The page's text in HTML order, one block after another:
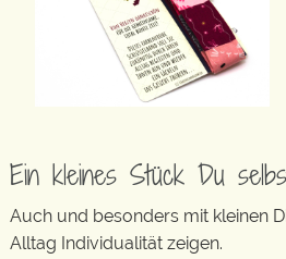
Ein kleines Stück Du
Auch und besonders mit kleinen
Alltag Individualität zeigen.